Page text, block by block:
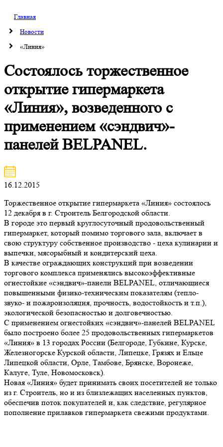
Главная
Новости
«Линия»
Состоялось торжественное
открытие гипермаркета
«Линия», возведенного с
применением «сэндвич»-
панелей BELPANEL.
16.12.2015
Торжественное открытие гипермаркета «Линия» состоялось
12 декабря в г. Строитель Белгородской области.
В городе это первый круглосуточный продовольственный
гипермаркет, который помимо торгового зала, включает в
свою структуру собственное производство - цеха кулинарии и
выпечки, мясорыбный и кондитерский цеха.
В качестве ограждающих конструкций при возведении
торгового комплекса применялись высокоэффективные
огнестойкие «сэндвич»-панели BELPANEL, отличающиеся
повышенными физико-техническим показателям (тепло-
звуко- и пожароизоляция, прочность, водостойкость и т.п.),
экологической безопасностью и долговечностью.
С применением огнестойких «сэндвич»-панелей BELPANEL
было построено более 25 продовольственных гипермаркетов
«Линия» в 13 городах России (Белгороде, Губкине, Курске,
Железногорске Курской области, Липецке, Грязях и Ельце
Липецкой области, Орле, Тамбове, Брянске, Воронеже,
Калуге, Туле, Новомосковск).
Новая «Линия» будет принимать своих посетителей не только
из г. Строитель, но и из близлежащих населенных пунктов,
обеспечив поток покупателей и, как следствие, регулярное
пополнение прилавков гипермаркета свежими продуктами.